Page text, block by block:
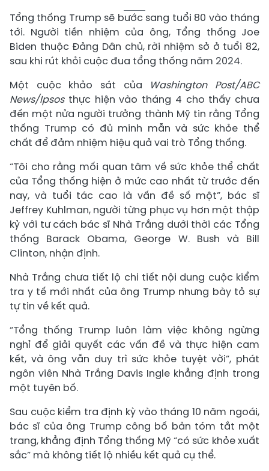
Tổng thống Trump sẽ bước sang tuổi 80 vào tháng
tới. Người tiền nhiệm của ông, Tổng thống Joe
Biden thuộc Đảng Dân chủ, rời nhiệm sở ở tuổi 82,
sau khi rút khỏi cuộc đua tổng thống năm 2024.
Một cuộc khảo sát của
Washington Post/ABC
News/Ipsosthực hiện vào tháng 4 cho thấy chưa
đến một nửa người trưởng thành Mỹ tin rằng Tổng
thống Trump có đủ minh mẫn và sức khỏe thể
chất để đảm nhiệm hiệu quả vai trò Tổng thống.
“Tôi cho rằng mối quan tâm về sức khỏe thể chất
của Tổng thống hiện ở mức cao nhất từ trước đến
nay, và tuổi tác cao là vấn đề số một”, bác sĩ
Jeffrey Kuhlman, người từng phục vụ hơn một thập
kỷ với tư cách bác sĩ Nhà Trắng dưới thời các Tổng
thống Barack Obama, George W. Bush và Bill
Clinton, nhận định.
Nhà Trắng chưa tiết lộ chi tiết nội dung cuộc kiểm
tra y tế mới nhất của ông Trump nhưng bày tỏ sự
tự tin về kết quả.
“Tổng thống Trump luôn làm việc không ngừng
nghỉ để giải quyết các vấn đề và thực hiện cam
kết, và ông vẫn duy trì sức khỏe tuyệt vời”, phát
ngôn viên Nhà Trắng Davis Ingle khẳng định trong
một tuyên bố.
Sau cuộc kiểm tra định kỳ vào tháng 10 năm ngoái,
bác sĩ của ông Trump công bố bản tóm tắt một
trang, khẳng định Tổng thống Mỹ “có sức khỏe xuất
sắc” mà không tiết lộ nhiều kết quả cụ thể.